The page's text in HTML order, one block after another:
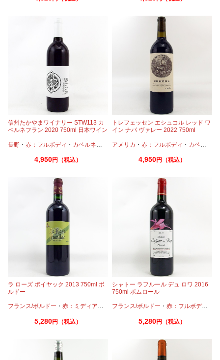
信州たかやまワイナリー STW113 カ
ベルネフラン 2020 750ml 日本ワイン
長野 ・ 赤：フルボディ ・ カベルネフラン ・メルロー
4,950円（税込）
トレフェッセン エシュコル レッド ワ
イン ナパ ヴァレー 2022 750ml
アメリカ ・赤：フルボディ ・ カベルネ
4,950円（税込）
ラ ローズ ポイヤック 2013 750ml ボ
ルドー
フランス/ボルドー ・ 赤：ミディアムボディ ・カベルネ ・カベルネフラン・プテ
5,280円（税込）
シャトー ラフルール デュ ロワ 2016
750ml ポムロール
フランス/ボルドー ・赤：フルボディ
5,280円（税込）